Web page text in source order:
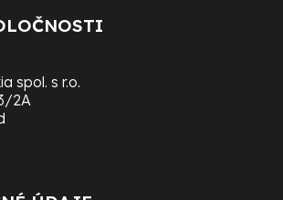
spol. s r.o.
2A